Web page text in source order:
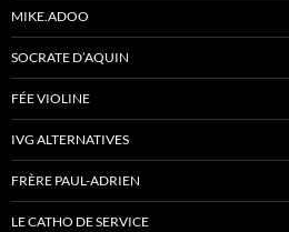
MIKE.ADOO
SOCRATE D’AQUIN
FÉE VIOLINE
IVG ALTERNATIVES
FRÈRE PAUL-ADRIEN
LE CATHO DE SERVICE